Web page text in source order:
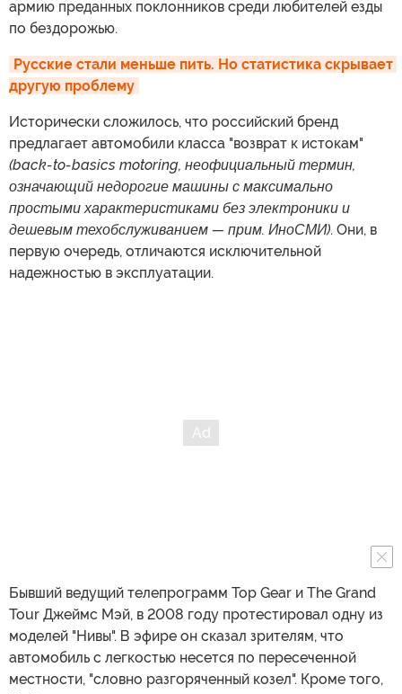
армию преданных поклонников среди любителей езды
по бездорожью.
Русские стали меньше пить. Но статистика скрывает
другую проблему
Исторически сложилось, что российский бренд
предлагает автомобили класса "возврат к истокам"
(back-to-basics motoring, неофициальный термин,
означающий недорогие машины с максимально
простыми характеристиками без электроники и
дешевым техобслуживанием — прим. ИноСМИ). Они, в
первую очередь, отличаются исключительной
надежностью в эксплуатации.
Бывший ведущий телепрограмм Top Gear и The Grand
Tour Джеймс Мэй, в 2008 году протестировал одну из
моделей "Нивы". В эфире он сказал зрителям, что
автомобиль с легкостью несется по пересеченной
местности, "словно разгоряченный козел". Кроме того,